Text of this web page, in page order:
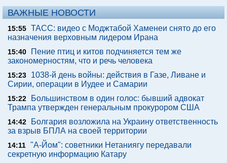
ВАЖНЫЕ НОВОСТИ
15:55 ТАСС: видео с Моджтабой Хаменеи снято до его
назначения верховным лидером Ирана
15:40
Пение птиц и китов подчиняется тем же
закономерностям, что и речь человека
15:23
1038-й день войны: действия в Газе, Ливане и
Сирии, операции в Иудее и Самарии
15:22
Большинством в один голос: бывший адвокат
Трампа утвержден генеральным прокурором США
14:42
Болгария возложила на Украину ответственность
за взрыв БПЛА на своей территории
14:11 "А-Йом": советники Нетаниягу передавали
секретную информацию Катару